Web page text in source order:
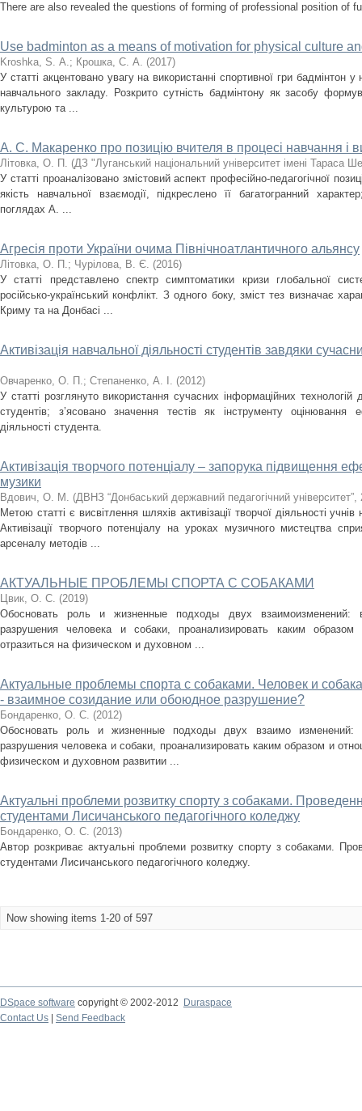
There are also revealed the questions of forming of professional position of
Use badminton as a means of motivation for physical culture
Kroshka, S. А.; Крошка, С. А. (2017)
У статті акцентовано увагу на використанні спортивної гри бадмінтон
навчального закладу. Розкрито сутність бадмінтону як засобу
культурою та ...
А. С. Макаренко про позицію вчителя в процесі навчання і
Літовка, О. П. (ДЗ "Луганський національний університет імені Тараса
У статті проаналізовано змістовий аспект професійно-педагогічної
якість навчальної взаємодії, підкреслено її багатогранний
поглядах А. ...
Агресія проти України очима Північноатлантичного альянсу
Літовка, О. П.; Чурілова, В. Є. (2016)
У статті представлено спектр симптоматики кризи глобальної
російсько-український конфлікт. З одного боку, зміст тез визначає
Криму та на Донбасі ...
Активізація навчальної діяльності студентів завдяки
Овчаренко, О. П.; Степаненко, А. І. (2012)
У статті розглянуто використання сучасних інформаційних технологій
студентів; з’ясовано значення тecтiв як iнcтpyмeнту оцiнювання
дiяльностi студента.
Активізація творчого потенціалу – запорука підвищення
музики
Вдович, О. М. (ДВНЗ “Донбаський державний педагогічний університет”,
Метою cтaттi є висвiтлення шляхiв активiзацiї творчої дiяльностi учнiв
Активiзацiї творчого потенцiалу на уроках музичного мистецтва
арсеналу методiв ...
АКТУАЛЬНЫЕ ПРОБЛЕМЫ СПОРТА С СОБАКАМИ
Цвик, О. С. (2019)
Обосновать роль и жизненные подходы двух взаимоизменений:
разрушения человека и собаки, проанализировать каким
отразиться на физическом и духовном ...
Актуальные проблемы спорта с собаками. Человек и
- взаимное созидание или обоюдное разрушение?
Бондаренко, О. С. (2012)
Обосновать роль и жизненные подходы двух взаимо изменений:
разрушения человека и собаки, проанализировать каким образом и
физическом и духовном развитии ...
Актуальні проблеми розвитку спорту з собаками.
студентами Лисичанського педагогічного коледжу
Бондаренко, О. С. (2013)
Автор розкриває актуальні проблеми розвитку спорту з собаками.
студентами Лисичанського педагогічного коледжу.
Now showing items 1-20 of 597
DSpace software copyright © 2002-2012
Duraspace
Contact Us
Send Feedback